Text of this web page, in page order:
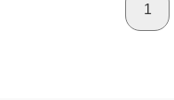
1